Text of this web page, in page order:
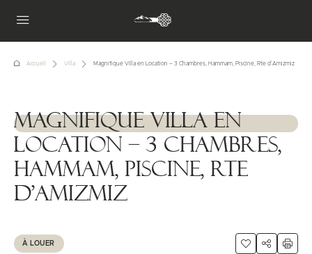
Accueil Villa Magnifique Villa en Location – 3 Chambres, Hammam, Piscine, Rte d’Amizmiz
1111111
Magnifique Villa en
Location – 3 Chambres,
Hammam, Piscine, Rte
d’Amizmiz
À LOUER